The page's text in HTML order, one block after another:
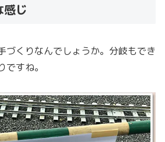
感じ
づくりなんでしょうか。分岐もでき
すね。